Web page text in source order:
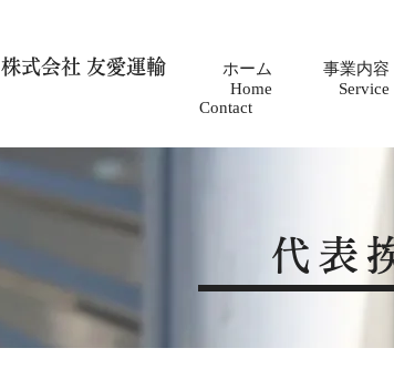
ホーム 事業内容
​株式会社 友愛運輸
Home
Contact
代表